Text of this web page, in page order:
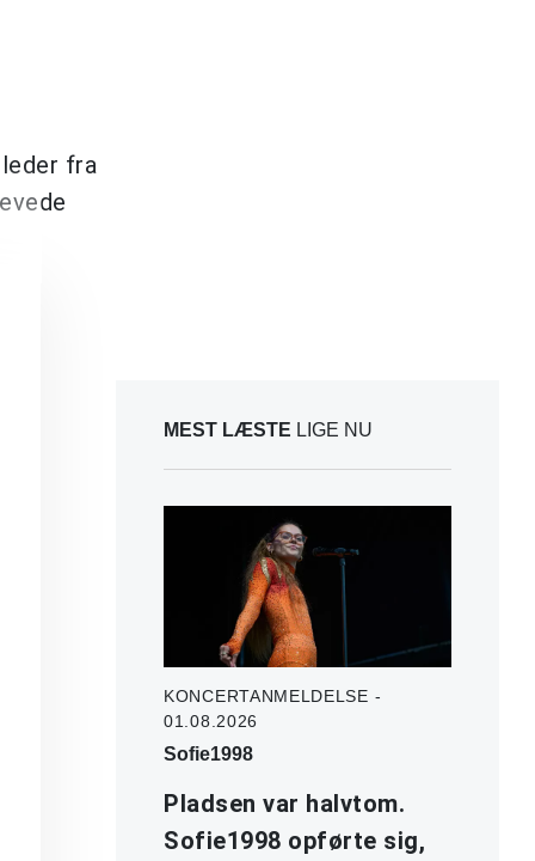
fra
MEST LÆSTE LIGE NU
KONCERTANMELDELSE -
01.08.2026
Sofie1998
Pladsen var halvtom.
Sofie1998 opførte sig,